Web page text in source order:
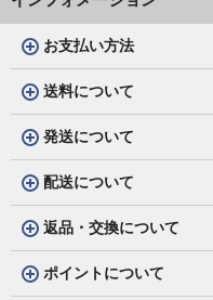
お支払い方法
送料について
発送について
配送について
返品・交換について
ポイントについて